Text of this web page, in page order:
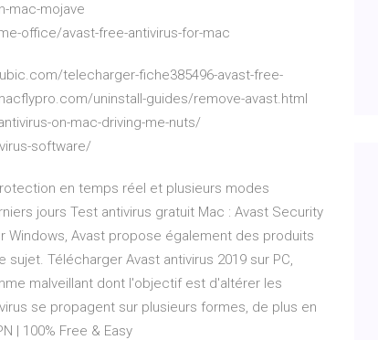
mac-mojave
office/avast-free-antivirus-for-mac
telecharger-fiche385496-avast-free-
uninstall-guides/remove-avast.html
on-mac-driving-me-nuts/
software/
en temps réel et plusieurs modes
jours Test antivirus gratuit Mac : Avast Security
Avast propose également des produits
Télécharger Avast antivirus 2019 sur PC,
malveillant dont l'objectif est d'altérer les
se propagent sur plusieurs formes, de plus en
| 100% Free & Easy